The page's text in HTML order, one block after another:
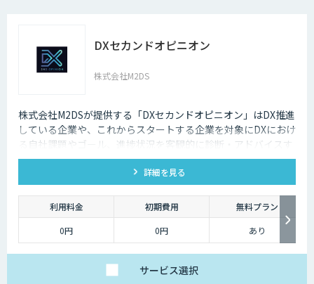
DX-laeiの基本的な機能
を、高精度でありなが
らコストを抑えてご利
用いただけます。
イズ（辞書構築・AI学
習）に対応したプラ
ン。
個社最適化すること
が含まれたドキュメン
【プレミアム】
アドバンスの内容に加
え、より高度なカスタ
マイズ（高精度AI学
習・フォロー支援）に
対応するプラン。
応など、個別要件に柔
DXセカンドオピニオン
株式会社M2DS
株式会社M2DSが提供する「DXセカンドオピニオン」はDX推進
している企業や、これからスタートする企業を対象にDXにおけ
る自社課題やゴール、進捗状況を客観的に診断・アドバイスす
るサービスです
詳細を見る
利用料金 初期費用
無料プラン
0円
0円 あり
サービス選択